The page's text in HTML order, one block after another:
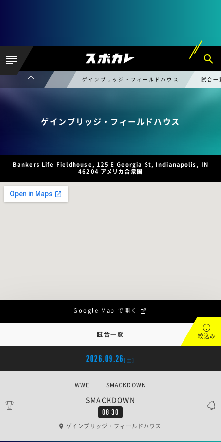
ゲインブリッジ・フィールドハウス 試合一
ゲインブリッジ・フィールドハウス
Bankers Life Fieldhouse, 125 E Georgia St, Indianapolis, IN
46204 アメリカ合衆国
Google Map で開く
試合一覧 絞込み
2026.09.26 [土]
08:30
SMACKDOWN
WWE | SMACKDOWN
ゲインブリッジ・フィールドハウス